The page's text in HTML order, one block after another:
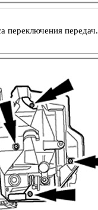
переключения передач.